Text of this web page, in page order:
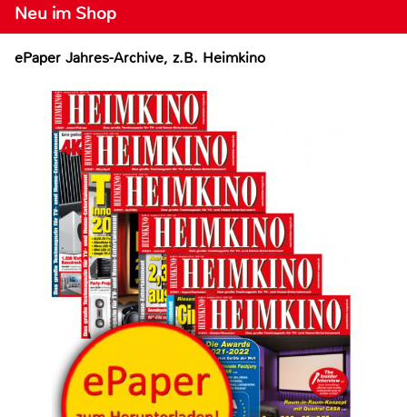
Neu im Shop
ePaper Jahres-Archive, z.B. Heimkino